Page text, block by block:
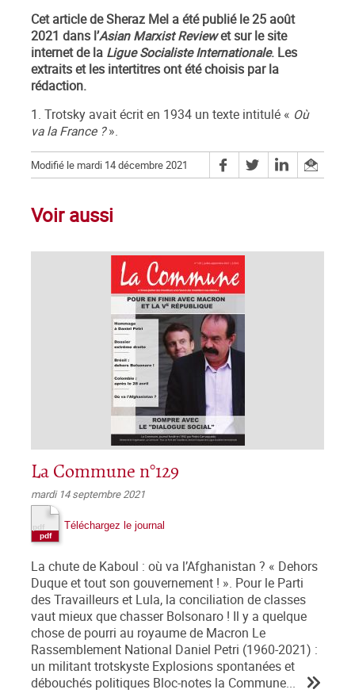
Cet article de Sheraz Mel a été publié le 25 août
2021 dans l’Asian Marxist Reviewet sur le site
internet de la Ligue Socialiste Internationale. Les
extraits et les intertitres ont été choisis par la
rédaction.
1. Trotsky avait écrit en 1934 un texte intitulé « Où
va la France ?».
Modifié le mardi 14 décembre 2021
Voir aussi
La Commune n°129
mardi 14 septembre 2021
Téléchargez le journal
La chute de Kaboul : où va l’Afghanistan ? « Dehors
Duque et tout son gouvernement ! ». Pour le Parti
des Travailleurs et Lula, la conciliation de classes
vaut mieux que chasser Bolsonaro ! Il y a quelque
chose de pourri au royaume de Macron Le
Rassemblement National Daniel Petri (1960-2021) :
un militant trotskyste Explosions spontanées et
débouchés politiques Bloc-notes la Commune...